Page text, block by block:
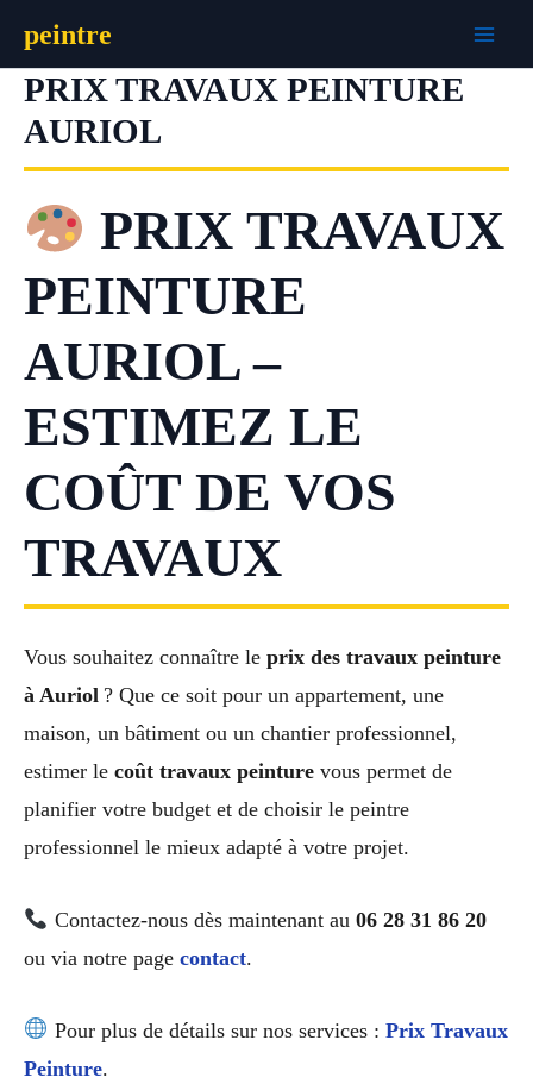
contenu
peintre
PRIX TRAVAUX PEINTURE
AURIOL
PRIX TRAVAUX
PEINTURE
AURIOL –
ESTIMEZ LE
COÛT DE VOS
TRAVAUX
Vous souhaitez connaître le prix des travaux peinture
à Auriol ? Que ce soit pour un appartement, une
maison, un bâtiment ou un chantier professionnel,
estimer le coût travaux peinture vous permet de
planifier votre budget et de choisir le peintre
professionnel le mieux adapté à votre projet.
Contactez-nous dès maintenant au 06 28 31 86 20
ou via notre page contact.
Pour plus de détails sur nos services : Prix Travaux
Peinture.